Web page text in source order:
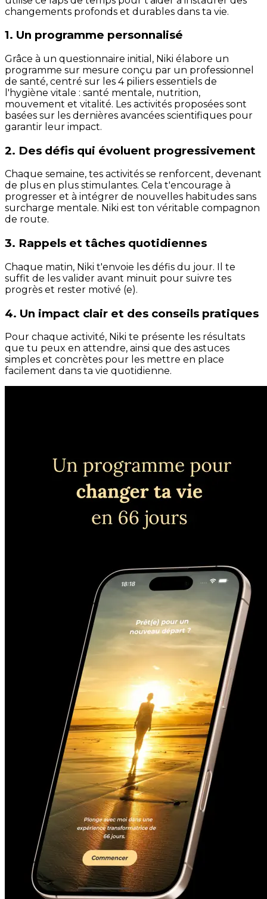
changements profonds et durables dans ta vie.
1. Un programme personnalisé
Grâce à un questionnaire initial, Niki élabore un
programme sur mesure conçu par un professionnel
de santé, centré sur les 4 piliers essentiels de
l'hygiène vitale : santé mentale, nutrition,
mouvement et vitalité. Les activités proposées sont
basées sur les dernières avancées scientifiques pour
garantir leur impact.
2. Des défis qui évoluent progressivement
Chaque semaine, tes activités se renforcent, devenant
de plus en plus stimulantes. Cela t'encourage à
progresser et à intégrer de nouvelles habitudes sans
surcharge mentale. Niki est ton véritable compagnon
de route.
3. Rappels et tâches quotidiennes
Chaque matin, Niki t'envoie les défis du jour. Il te
suffit de les valider avant minuit pour suivre tes
progrès et rester motivé (e).
4. Un impact clair et des conseils pratiques
Pour chaque activité, Niki te présente les résultats
que tu peux en attendre, ainsi que des astuces
simples et concrètes pour les mettre en place
facilement dans ta vie quotidienne.